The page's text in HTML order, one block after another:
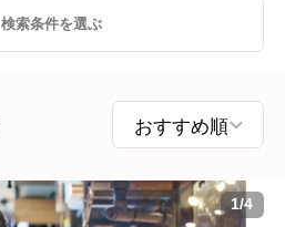
検索条件を選ぶ
1/4